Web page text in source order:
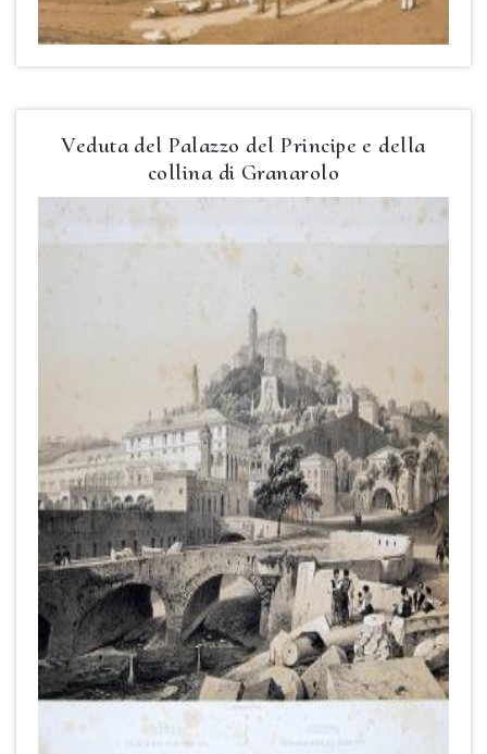
Veduta del Palazzo del Principe e della
collina di Granarolo